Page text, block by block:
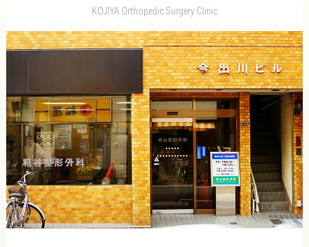
KOJIYA Orthopedic Surgery Clinic